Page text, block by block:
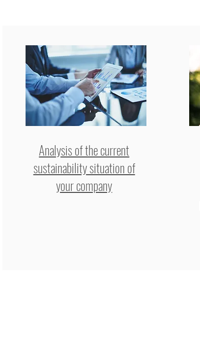
Analysis of the current
sustainability situation of
your company